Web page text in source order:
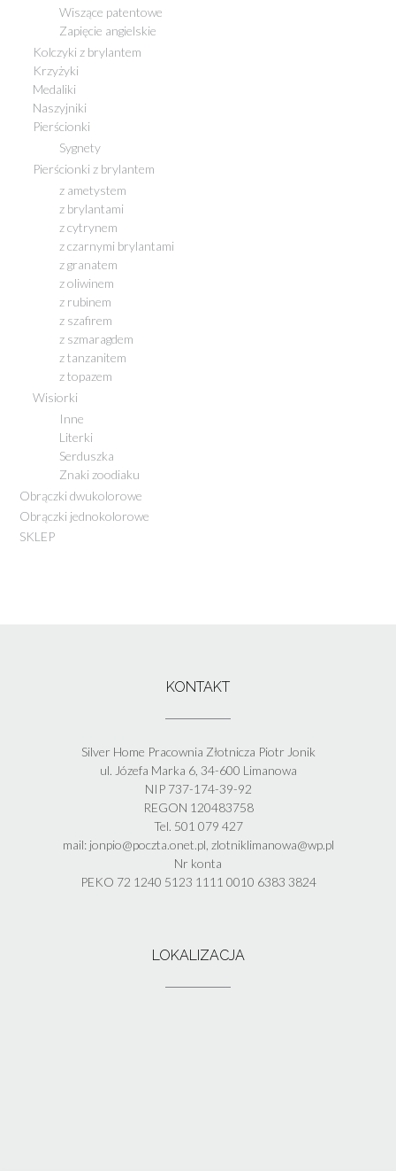
Wiszące patentowe
Zapięcie angielskie
Kolczyki z brylantem
Krzyżyki
Medaliki
Naszyjniki
Pierścionki
Sygnety
Pierścionki z brylantem
z ametystem
z brylantami
z cytrynem
z czarnymi brylantami
z granatem
z oliwinem
z rubinem
z szafirem
z szmaragdem
z tanzanitem
z topazem
Wisiorki
Inne
Literki
Serduszka
Znaki zoodiaku
Obrączki dwukolorowe
Obrączki jednokolorowe
SKLEP
KONTAKT
Silver Home Pracownia Złotnicza Piotr Jonik
ul. Józefa Marka 6, 34-600 Limanowa
NIP 737-174-39-92
REGON 120483758
Tel. 501 079 427
mail: jonpio@poczta.onet.pl, zlotniklimanowa@wp.pl
Nr konta
PEKO 72 1240 5123 1111 0010 6383 3824
LOKALIZACJA